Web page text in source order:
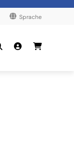
Sprache